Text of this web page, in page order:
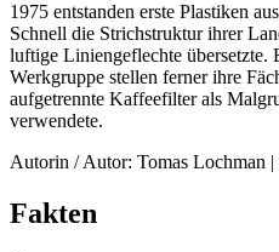
1975 entstanden erste Plastiken
Schnell die Strichstruktur ihrer
luftige Liniengeflechte übersetzte.
Werkgruppe stellen ferner ihre
aufgetrennte Kaffeefilter als
verwendete.
Autorin / Autor: Tomas Lochman
Fakten